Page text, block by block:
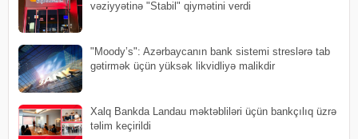
vəziyyətinə "Stabil" qiymətini verdi
"Moody’s": Azərbaycanın bank sistemi streslərə tab
gətirmək üçün yüksək likvidliyə malikdir
Xalq Bankda Landau məktəbliləri üçün bankçılıq üzrə
təlim keçirildi